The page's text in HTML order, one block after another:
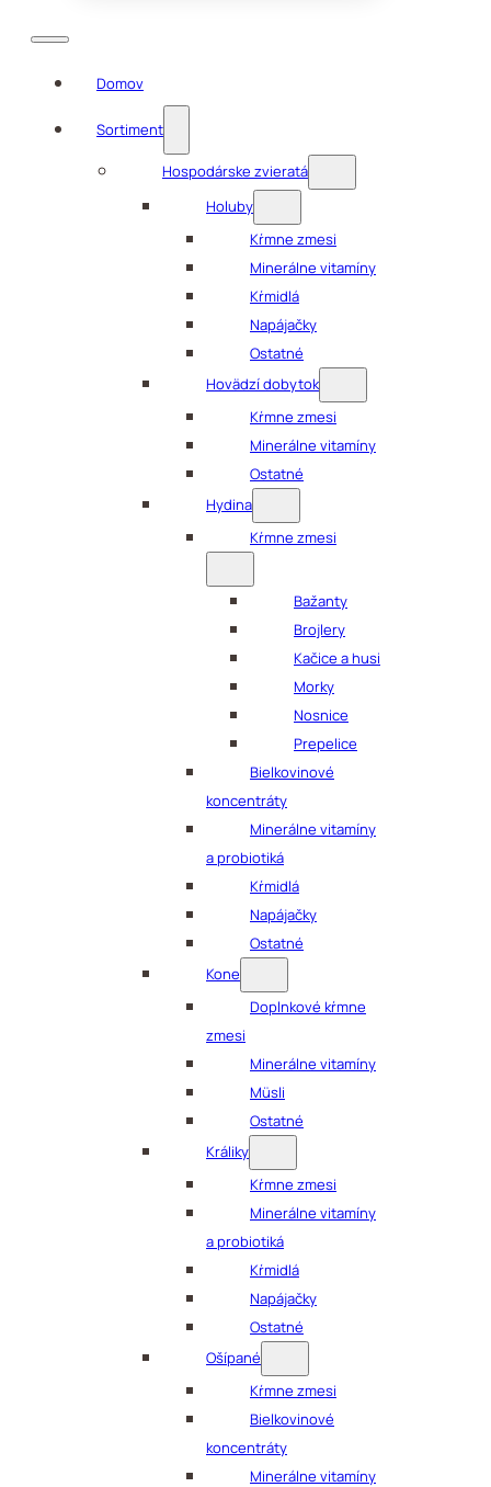
Domov
Sortiment
Hospodárske zvieratá
Holuby
Kŕmne zmesi
Minerálne vitamíny
Kŕmidlá
Napájačky
Ostatné
Hovädzí dobytok
Kŕmne zmesi
Minerálne vitamíny
Ostatné
Hydina
Kŕmne zmesi
Bažanty
Brojlery
Kačice a husi
Morky
Nosnice
Prepelice
Bielkovinové
koncentráty
Minerálne vitamíny
a probiotiká
Kŕmidlá
Napájačky
Ostatné
Kone
Doplnkové kŕmne
zmesi
Minerálne vitamíny
Müsli
Ostatné
Králiky
Kŕmne zmesi
Minerálne vitamíny
a probiotiká
Kŕmidlá
Napájačky
Ostatné
Ošípané
Kŕmne zmesi
Bielkovinové
koncentráty
Minerálne vitamíny